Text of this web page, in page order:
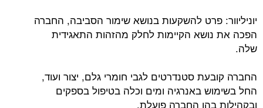
יוניליוור: פרט להשקעות בנושא שימור הסביבה, החברה
הפכה את נושא הקיימות לחלק מהזהות התאגידית
שלה.
החברה קובעת סטנדרטים לגבי חומרי גלם, יצור ועוד,
החל בשימוש באנרגיה ומים וכלה בטיפול בספקים
ובקהילות בהן החברה פועלת.